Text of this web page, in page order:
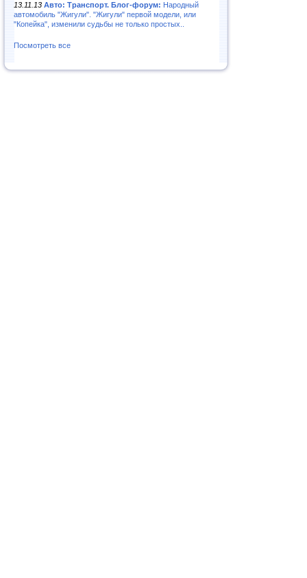
13.11.13 Авто: Транспорт. Блог-форум: Народный
автомобиль "Жигули". "Жигули" первой модели, или
"Копейка", изменили судьбы не только простых..
Посмотреть все